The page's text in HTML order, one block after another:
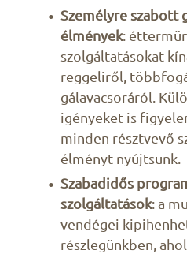
Személyre szabott
élmények:
szolgáltatásokat
reggeliről,
gálavacsoráról.
igényeket is
minden résztvevő
élményt nyújtsunk.
Szabadidős
szolgáltatások: a
vendégei
részlegünkben,